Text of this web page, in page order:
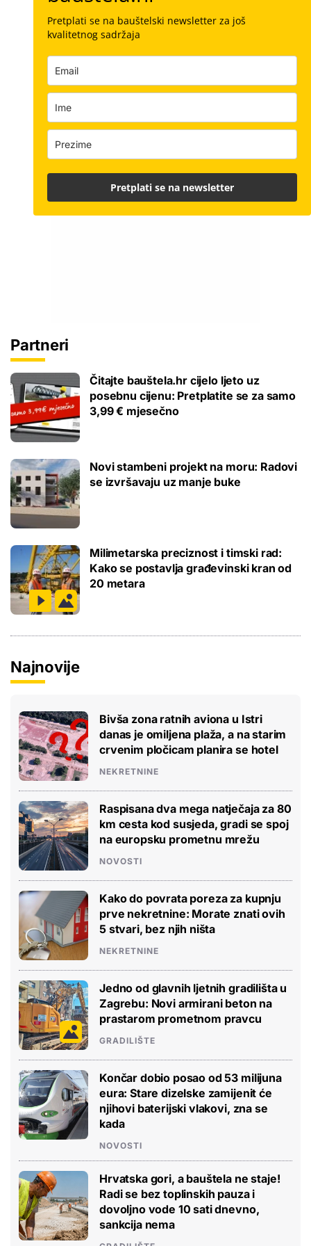
Partneri
Čitajte bauštela.hr cijelo ljeto uz
posebnu cijenu: Pretplatite se za samo
3,99 € mjesečno
Novi stambeni projekt na moru: Radovi
se izvršavaju uz manje buke
Milimetarska preciznost i timski rad:
Kako se postavlja građevinski kran od
20 metara
Najnovije
Bivša zona ratnih aviona u Istri
danas je omiljena plaža, a na starim
crvenim pločicam planira se hotel
NEKRETNINE
Raspisana dva mega natječaja za 80
km cesta kod susjeda, gradi se spoj
na europsku prometnu mrežu
NOVOSTI
Kako do povrata poreza za kupnju
prve nekretnine: Morate znati ovih
5 stvari, bez njih ništa
NEKRETNINE
Jedno od glavnih ljetnih gradilišta u
Zagrebu: Novi armirani beton na
prastarom prometnom pravcu
GRADILIŠTE
Končar dobio posao od 53 milijuna
eura: Stare dizelske zamijenit će
njihovi baterijski vlakovi, zna se
kada
NOVOSTI
Hrvatska gori, a bauštela ne staje!
Radi se bez toplinskih pauza i
dovoljno vode 10 sati dnevno,
sankcija nema
Pretplati se na bauštelski newsletter za još
kvalitetnog sadržaja
Pretplati se na newsletter